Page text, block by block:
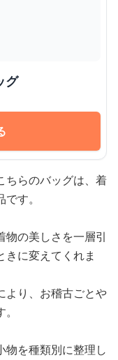
グ
ちらのバッグは、着
す。
物の美しさを一層引
きに変えてくれま
より、お稽古ごとや
物を種類別に整理し